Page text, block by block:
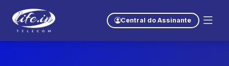
Central do Assinante